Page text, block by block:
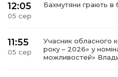
12:05
05 сер
Бахмутяни грають в
11:55
05 сер
Учасник обласного
року – 2026» у
можливостей»